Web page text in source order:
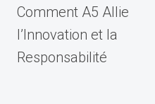
Comment A5 Allie
l’Innovation et la
Responsabilité